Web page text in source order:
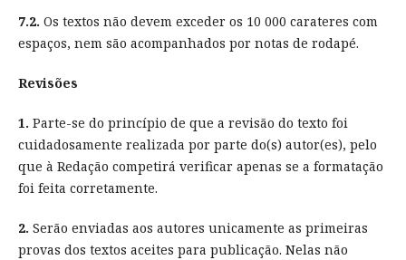
7.2. Os textos não devem exceder os 10 000 carateres com
espaços, nem são acompanhados por notas de rodapé.
Revisões
1. Parte-se do princípio de que a revisão do texto foi
cuidadosamente realizada por parte do(s) autor(es), pelo
que à Redação competirá verificar apenas se a formatação
foi feita corretamente.
2. Serão enviadas aos autores unicamente as primeiras
provas dos textos aceites para publicação. Nelas não